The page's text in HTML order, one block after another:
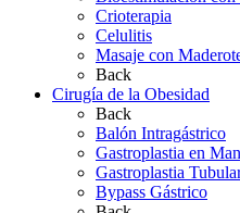
Crioterapia
Celulitis
Masaje con
Back
Cirugía de la Obesidad
Back
Balón Intragástrico
Gastroplastia en
Gastroplastia
Bypass Gástrico